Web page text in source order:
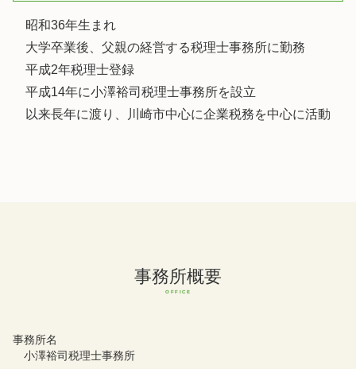
昭和36年生まれ
大学卒業後、父親の経営する税理士事務所に勤務
平成2年税理士登録
平成14年に小澤裕司税理士事務所を設立
以来長年に渡り、川崎市中心に企業税務を中心に活動
事務所概要
事務所名
小澤裕司税理士事務所